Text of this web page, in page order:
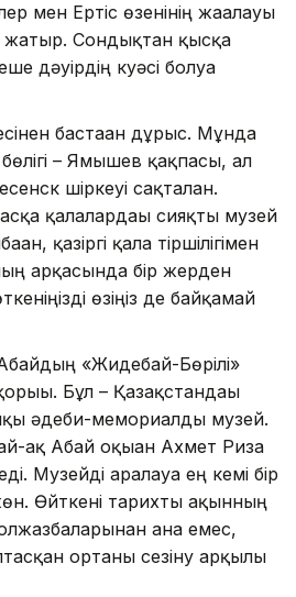
мен Ертіс өзенінің жағалауы
жатыр. Сондықтан қысқа
дәуірдің куәсі болуға
бастаған дұрыс. Мұнда
бөлігі – Ямышев қақпасы, ал
шіркеуі сақталған.
қалалардағы сияқты музей
қазіргі қала тіршілігімен
арқасында бір жерден
өзіңіз де байқамай
Абайдың «Жидебай-Бөрілі»
Бұл – Қазақстандағы
әдеби-мемориалды музей.
ақ Абай оқыған Ахмет Риза
Музейді аралауға ең кемі бір
Өйткені тарихты ақынның
ғана емес,
ортаны сезіну арқылы